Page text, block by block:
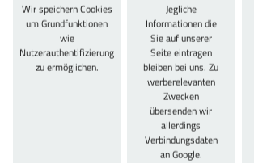
Fächer breit (Anzahl):
Fächer hoch (Anzahl):
Wir speichern Cookies
um Grundfunktionen
wie
Nutzerauthentifizierung
zu ermöglichen.
Jegliche
Informationen die
Sie auf unserer
Seite eintragen
bleiben bei uns. Zu
werberelevanten
Zwecken
übersenden wir
allerdings
Verbindungsdaten
an Google.